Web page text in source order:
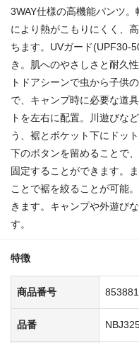
3WAY仕様の高機能パンツ
により熱がこもりにくく、
ちます。UVガード(UPF30-
き。肌へのやさしさと耐久
トドアシーンで虫から子供
で、キャンプ時に必要な道
トを左右に配置。川遊びな
う、裾とポケット下にドッ
下のボタンを留めることで
固定することができます。
ことで裾を絞ることが可能
きます。キャンプや外遊び
す。
特徴
商品番号
品番